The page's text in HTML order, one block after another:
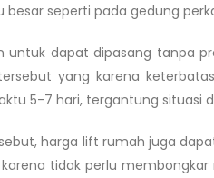
besar seperti pada gedung
untuk dapat dipasang tanpa
yang karena
5-7 hari, tergantung situasi
harga lift rumah juga
tidak perlu